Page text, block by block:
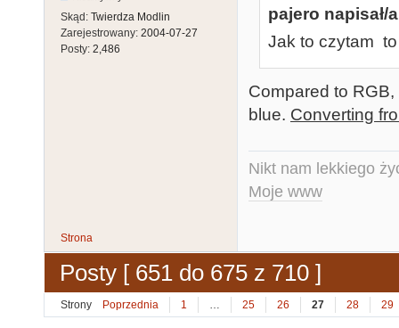
Skąd: Twierdza Modlin
Zarejestrowany: 2004-07-27
Posty: 2,486
pajero napisał/
Jak to czytam
Compared to
blue. Converting
Nikt nam lekkiego
Moje www
Strona
Posty [ 651 do 675 z 710 ]
Strony Poprzednia 1 … 25 26 27 28 29